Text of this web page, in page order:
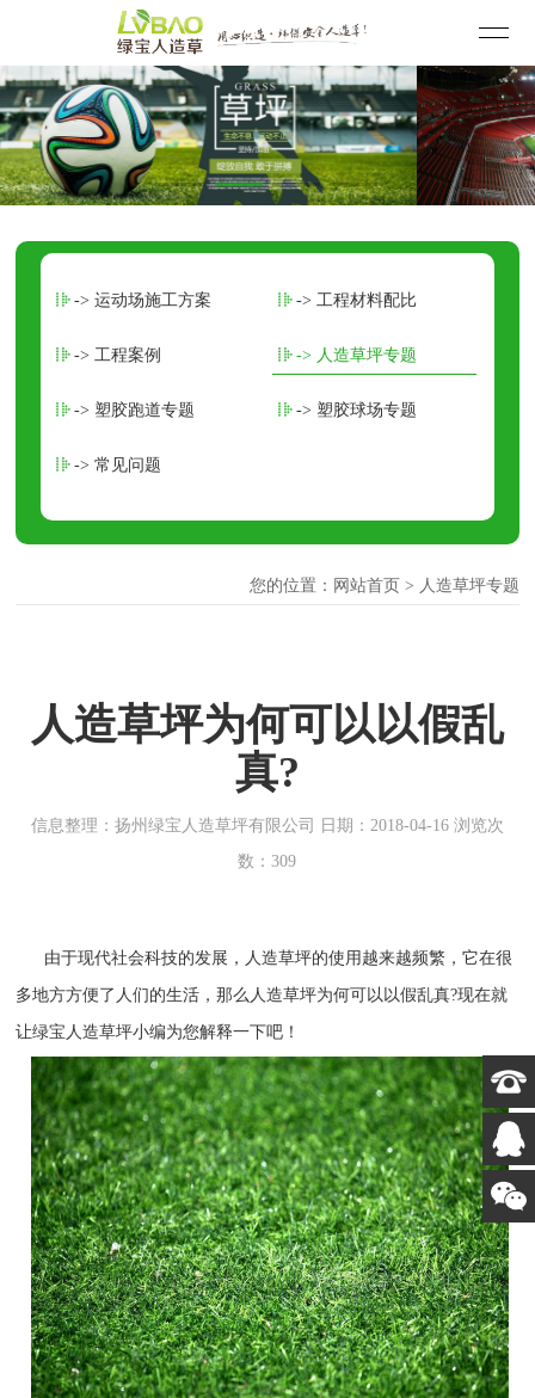
-> 运动场施工方案 -> 工程材料配比
-> 工程案例 -> 人造草坪专题
-> 塑胶跑道专题 -> 塑胶球场专题
-> 常见问题
您的位置： 网站首页> 人造草坪专题
人造草坪为何可以以假乱
真?
信息整理：扬州绿宝人造草坪有限公司 日期：2018-04-16 浏览次
数：309
由于现代社会科技的发展，人造草坪的使用越来越频繁，它在很
多地方方便了人们的生活，那么人造草坪为何可以以假乱真?现在就
让绿宝人造草坪小编为您解释一下吧！